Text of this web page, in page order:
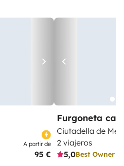
A partir de
95 €
Furgoneta
Ciutadella de
2 viajeros
5,0Best Owner